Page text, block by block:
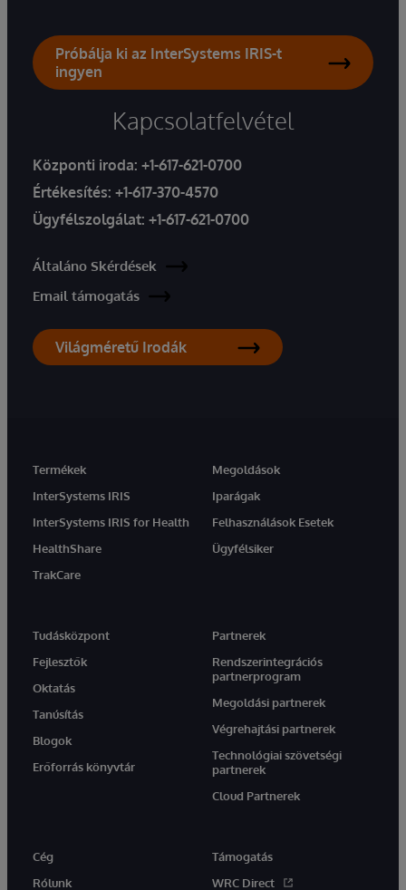
Próbálja ki az InterSystems IRIS-t
ingyen
Kapcsolatfelvétel
Központi iroda: +1-617-621-0700
Értékesítés: +1-617-370-4570
Ügyfélszolgálat: +1-617-621-0700
Általáno Skérdések
Email támogatás
Világméretű Irodák
Termékek
InterSystems IRIS
InterSystems IRIS for Health
HealthShare
TrakCare
Megoldások
Iparágak
Felhasználások Esetek
Ügyfélsiker
Tudásközpont
Fejlesztők
Oktatás
Tanúsítás
Blogok
Erőforrás könyvtár
Partnerek
Rendszerintegrációs
partnerprogram
Megoldási partnerek
Végrehajtási partnerek
Technológiai szövetségi
partnerek
Cloud Partnerek
Cég
Rólunk
Támogatás
WRC Direct